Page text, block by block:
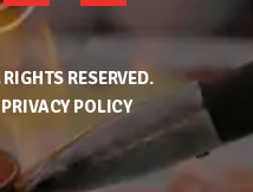
RESERVED.
PRIVACY POLICY